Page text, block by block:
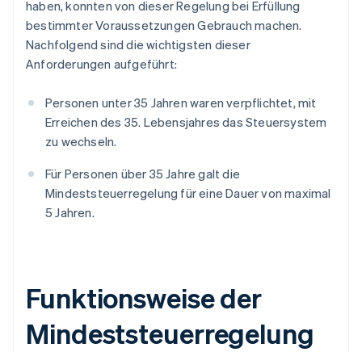
haben, konnten von dieser Regelung bei Erfüllung
bestimmter Voraussetzungen Gebrauch machen.
Nachfolgend sind die wichtigsten dieser
Anforderungen aufgeführt:
Personen unter 35 Jahren waren verpflichtet, mit
Erreichen des 35. Lebensjahres das Steuersystem
zu wechseln.
Für Personen über 35 Jahre galt die
Mindeststeuerregelung für eine Dauer von maximal
5 Jahren.
Funktionsweise der
Mindeststeuerregelung